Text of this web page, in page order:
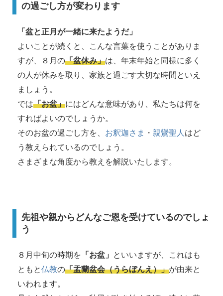
の過ごし方が変わります
「盆と正月が一緒に来たようだ」
よいことが続くと、こんな言葉を使うことがありま
すが、８月の「盆休み」は、年末年始と同様に多く
の人が休みを取り、家族と過ごす大切な時間といえ
ましょう。
では「お盆」にはどんな意味があり、私たちは何を
すればよいのでしょうか。
そのお盆の過ごし方を、 お釈迦さま ・ 親鸞聖人 はど
う教えられているのでしょう。
さまざまな角度から教えを解説いたします。
先祖や親からどんなご恩を受けているのでしょ
う
８月中旬の時期を 「お盆」
といいますが、これはも
ともと仏教の「盂蘭盆会（うらぼんえ）」が由来と
いわれます。